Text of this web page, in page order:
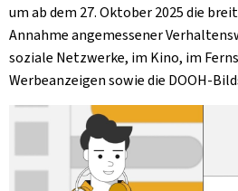
um ab dem 27. Oktober 2025 die
Annahme angemessener
soziale Netzwerke, im Kino, im
Werbeanzeigen sowie die DOOH-